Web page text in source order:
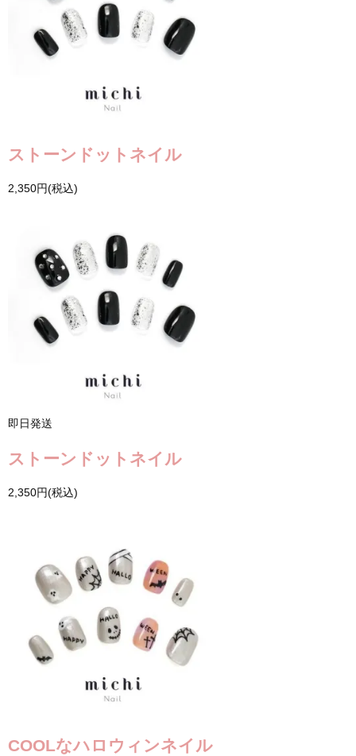
ストーンドットネイル
2,350円(税込)
即日発送
ストーンドットネイル
2,350円(税込)
COOLなハロウィンネイル